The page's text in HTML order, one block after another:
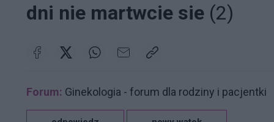
dni nie martwcie sie (2)
Forum: Ginekologia - forum dla rodziny i pacjentki